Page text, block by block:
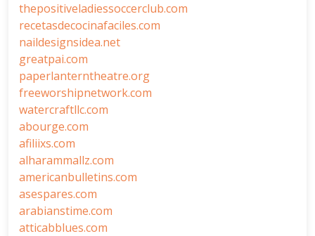
thepositiveladiessoccerclub.com
recetasdecocinafaciles.com
naildesignsidea.net
greatpai.com
paperlanterntheatre.org
freeworshipnetwork.com
watercraftllc.com
abourge.com
afiliixs.com
alharammallz.com
americanbulletins.com
asespares.com
arabianstime.com
atticabblues.com